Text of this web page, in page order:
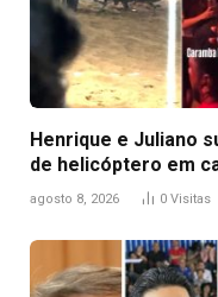
Henrique e Juliano
de helicóptero em
agosto 8, 2026 0 Visitas